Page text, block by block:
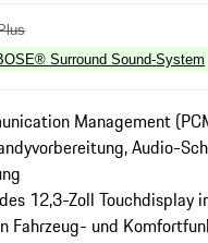
Surround Sound-System
Management
Audio-
12,3-Zoll Touchdisplay
Fahrzeug- und